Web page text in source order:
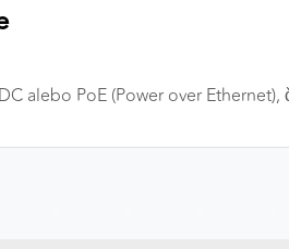
alebo PoE (Power over